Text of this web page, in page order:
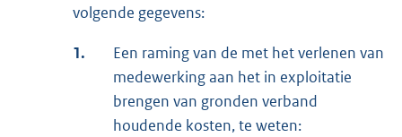
volgende gegevens:
1.
Een raming van de met het verlenen van
medewerking aan het in exploitatie
brengen van gronden verband
houdende kosten, te weten: